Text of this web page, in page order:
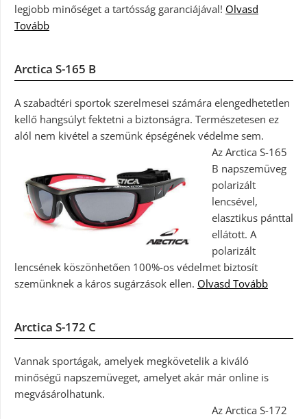
legjobb minőséget a tartósság garanciájával! Olvasd
Tovább
Arctica S-165 B
A szabadtéri sportok szerelmesei számára elengedhetetlen
kellő hangsúlyt fektetni a biztonságra. Természetesen ez
alól nem kivétel a szemünk épségének védelme sem.
Az Arctica S-165
B napszemüveg
polarizált
lencsével,
elasztikus pánttal
ellátott. A
polarizált
lencsének köszönhetően 100%-os védelmet biztosít
szemünknek a káros sugárzások ellen. Olvasd Tovább
Arctica S-172 C
Vannak sportágak, amelyek megkövetelik a kiváló
minőségű napszemüveget, amelyet akár már online is
megvásárolhatunk.
Az Arctica S-172